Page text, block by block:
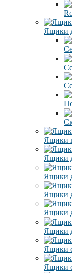
Ящики
Ящики
Ящики
Ящики
Ящики
Ящики
Ящики
Ящики
Ящики